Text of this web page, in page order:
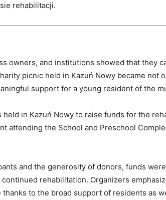
rehabilitacji.
owners, and institutions showed that they
picnic held in Kazuń Nowy became not
support for a young resident of the
held in Kazuń Nowy to raise funds for the
attending the School and Preschool
and the generosity of donors, funds
rehabilitation. Organizers
to the broad support of residents as